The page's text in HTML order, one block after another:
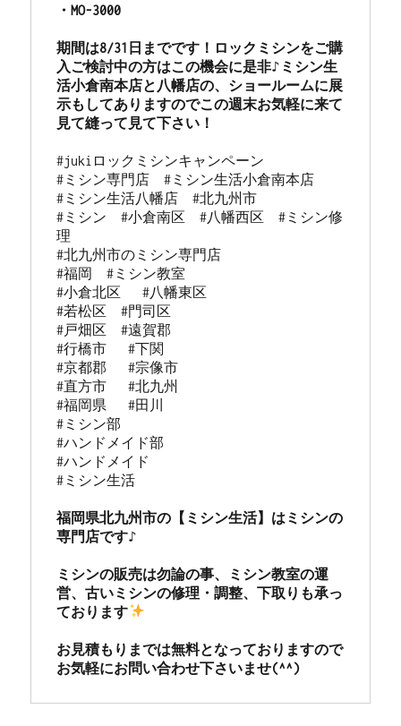
ン
生
活」
に
・MO-3000
期間は8/31日までです！ロックミシンをご購
入ご検討中の方はこの機会に是非♪ミシン生
活小倉南本店と八幡店の、ショールームに展
示もしてありますのでこの週末お気軽に来て
#jukiロックミシンキャンペーン
#ミシン専門店  #ミシン生活小倉南本店
#ミシン生活八幡店  #北九州市
#ミシン  #小倉南区  #八幡西区  #ミシン修
理
#北九州市のミシン専門店
#福岡  #ミシン教室
#小倉北区   #八幡東区
#若松区  #門司区
#戸畑区  #遠賀郡
#行橋市   #下関
#京都郡   #宗像市
#直方市   #北九州
#福岡県   #田川
#ミシン部
#ハンドメイド部
#ハンドメイド
#ミシン生活
福岡県北九州市の【ミシン生活】はミシンの
専門店です♪
ミシンの販売は勿論の事、ミシン教室の運
営、古いミシンの修理・調整、下取りも承っ
ております
お見積もりまでは無料となっておりますので
お気軽にお問い合わせ下さいませ(^^)